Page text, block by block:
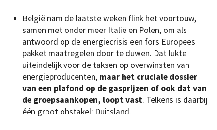
België nam de laatste weken flink het voortouw,
samen met onder meer Italië en Polen, om als
antwoord op de energiecrisis een fors Europees
pakket maatregelen door te duwen. Dat lukte
uiteindelijk voor de taksen op overwinsten van
energieproducenten, maar het cruciale dossier
van een plafond op de gasprijzen of ook dat van
de groepsaankopen, loopt vast. Telkens is daarbij
één groot obstakel: Duitsland.